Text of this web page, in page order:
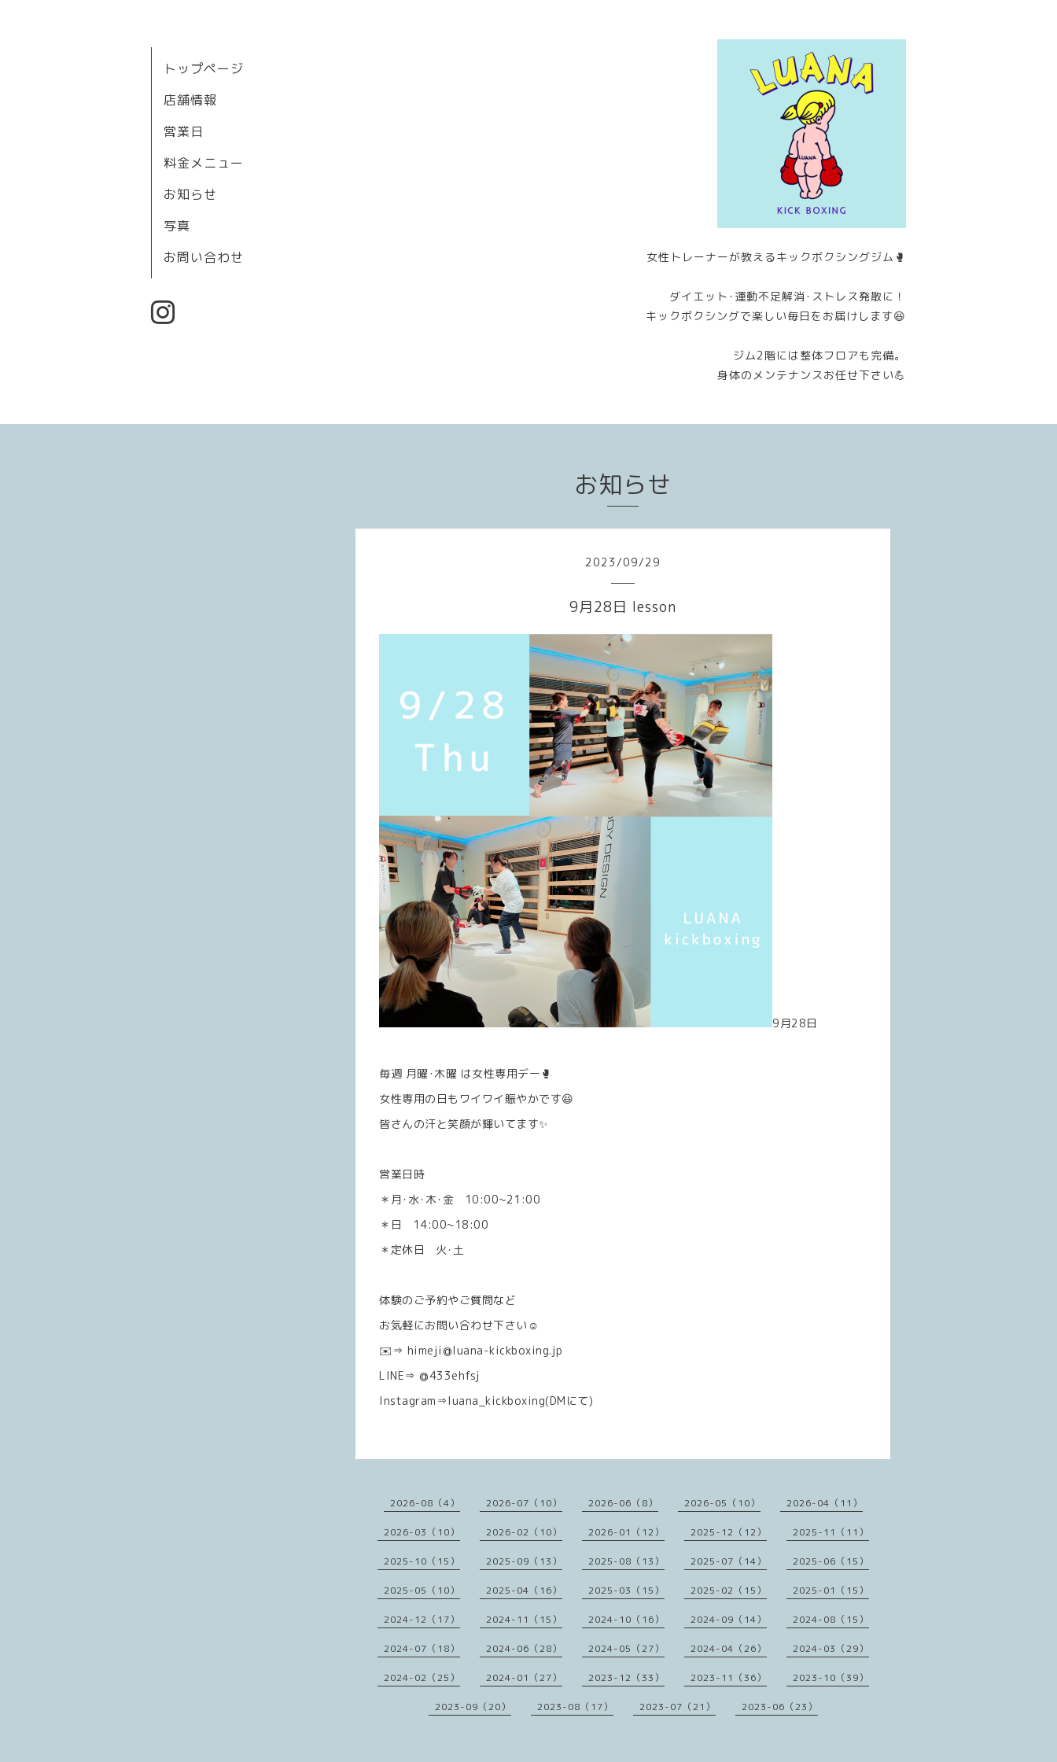
女性トレーナーが教えるキックボクシングジム🥊
ダイエット･運動不足解消･ストレス発散に！
キックボクシングで楽しい毎日をお届けします😆
ジム2階には整体フロアも完備。
身体のメンテナンスお任せ下さい💪
トップページ
店舗情報
営業日
料金メニュー
お知らせ
写真
お問い合わせ
お知らせ
2023/09/29
9月28日 lesson
9月28日
毎週 月曜･木曜 は女性専用デー🥊
女性専用の日もワイワイ賑やかです😆
皆さんの汗と笑顔が輝いてます✨
営業日時
＊月･水･木･金 10:00~21:00
＊日 14:00~18:00
＊定休日 火･土
体験のご予約やご質問など
お気軽にお問い合わせ下さい☺️
✉️⇒ himeji@luana-kickboxing.jp
LINE⇒ @433ehfsj
Instagram⇒luana_kickboxing(DMにて)
2026-08（4） 2026-07（10） 2026-06（8） 2026-05（10） 2026-04（11）
2026-03（10） 2026-02（10） 2026-01（12） 2025-12（12） 2025-11（11）
2025-10（15） 2025-09（13） 2025-08（13） 2025-07（14） 2025-06（15）
2025-05（10） 2025-04（16） 2025-03（15） 2025-02（15） 2025-01（15）
2024-12（17） 2024-11（15） 2024-10（16） 2024-09（14） 2024-08（15）
2024-07（18） 2024-06（28） 2024-05（27） 2024-04（26） 2024-03（29）
2024-02（25） 2024-01（27） 2023-12（33） 2023-11（36） 2023-10（39）
2023-09（20） 2023-08（17） 2023-07（21） 2023-06（23）